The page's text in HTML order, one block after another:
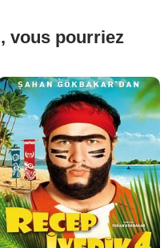
vous pourriez